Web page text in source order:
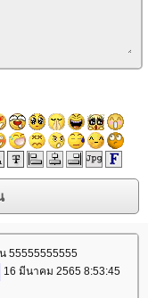
55555555555
16 มีนาคม 2565 8:53:45